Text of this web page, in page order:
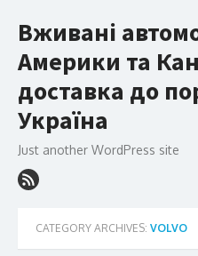
to
Вживані
Америки та
доставка до
Україна
Just another WordPress site
CATEGORY ARCHIVES: VOLVO